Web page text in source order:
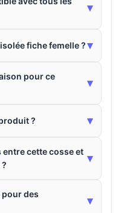
▾
fiche femelle ?▾
pour ce
▾
? ▾
cette cosse et
▾
des
▾